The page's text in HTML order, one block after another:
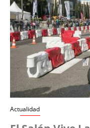
Actualidad